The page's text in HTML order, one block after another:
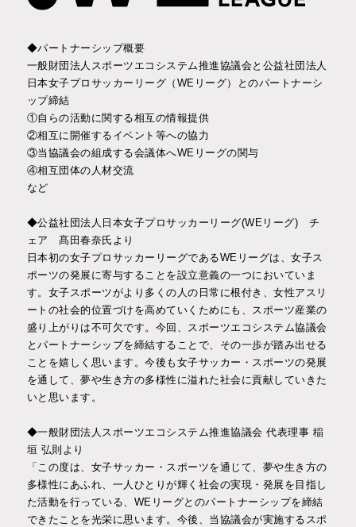
◆パートナーシップ概要
一般財団法人スポーツエコシステム推進協議会と公益社団法人
日本女子プロサッカーリーグ（WEリーグ）とのパートナーシ
ップ締結
①自らの活動に関する相互の情報提供
②相互に開催するイベント等への協力
③当協議会の組成する会議体へWEリーグの関与
④相互団体の人材交流
など
◆公益社団法人日本女子プロサッカーリーグ(WEリーグ) チ
ェア 髙田春奈氏より
日本初の女子プロサッカーリーグであるWEリーグは、女子ス
ポーツの発展に寄与することを設立意義の一つにおいていま
す。女子スポーツがより多くの人の日常に根付き、女性アスリ
ートの社会的位置づけを高めていくためにも、スポーツ産業の
盛り上がりは不可欠です。今回、スポーツエコシステム協議会
とパートナーシップを締結することで、その一歩が踏み出せる
ことを嬉しく思います。今後も女子サッカー・スポーツの発展
を通して、夢や生き方の多様性に溢れた社会に貢献していきた
いと思います。
◆一般財団法人スポーツエコシステム推進協議会 代表理事 稲
垣 弘則より
「この度は、女子サッカー・スポーツを通じて、夢や生き方の
多様性にあふれ、一人ひとりが輝く社会の実現・発展を目指し
た活動を行っている、WEリーグとのパートナーシップを締結
できたことを光栄に思います。今後、当協議会が実施するスポ